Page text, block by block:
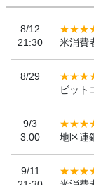
8/12
21:30
米消費
8/29
ビット
9/3
3:00
地区連
9/11